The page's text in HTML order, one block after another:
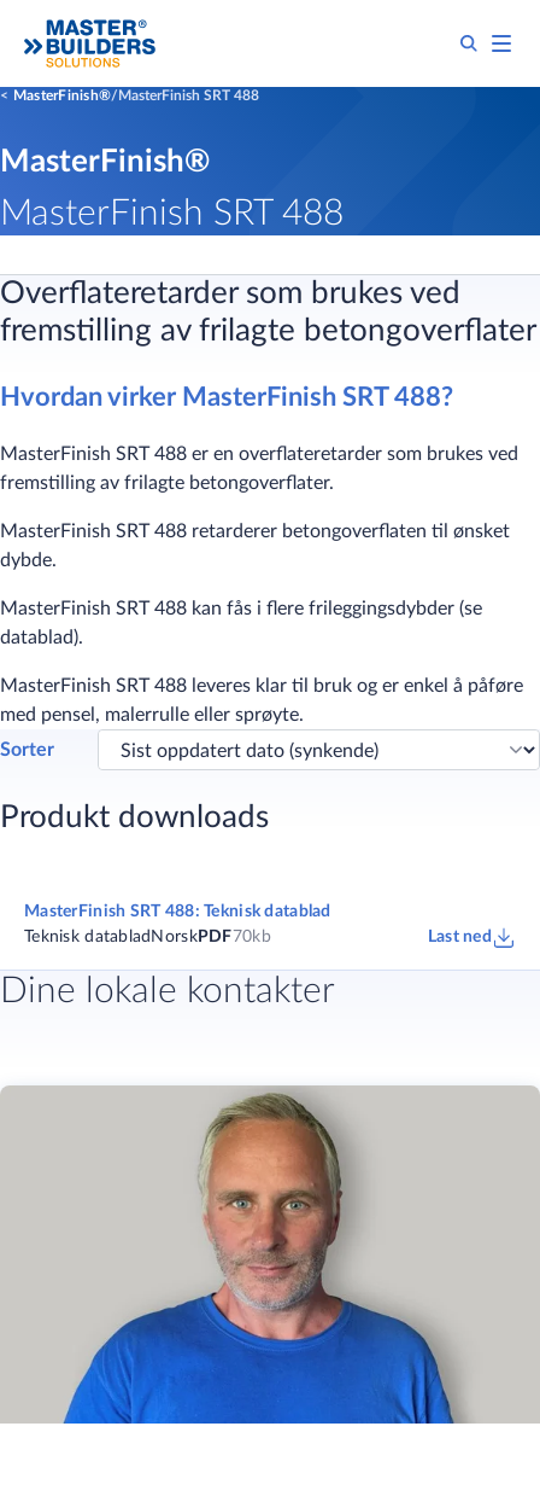
MasterFinish® MasterFinish SRT 488
MasterFinish®
MasterFinish SRT 488
Overflateretarder som brukes ved
fremstilling av frilagte betongoverflater
Hvordan virker MasterFinish SRT 488?
MasterFinish SRT 488 er en overflateretarder som brukes ved
fremstilling av frilagte betongoverflater.
MasterFinish SRT 488 retarderer betongoverflaten til ønsket
dybde.
​MasterFinish SRT 488 kan fås i flere frileggingsdybder (se
datablad).
MasterFinish SRT 488 leveres klar til bruk og er enkel å påføre
med pensel, malerrulle eller sprøyte.
Sorter
Produkt downloads
MasterFinish SRT 488: Teknisk datablad
Teknisk datablad NorskPDF 70kb Last ned
Dine lokale kontakter